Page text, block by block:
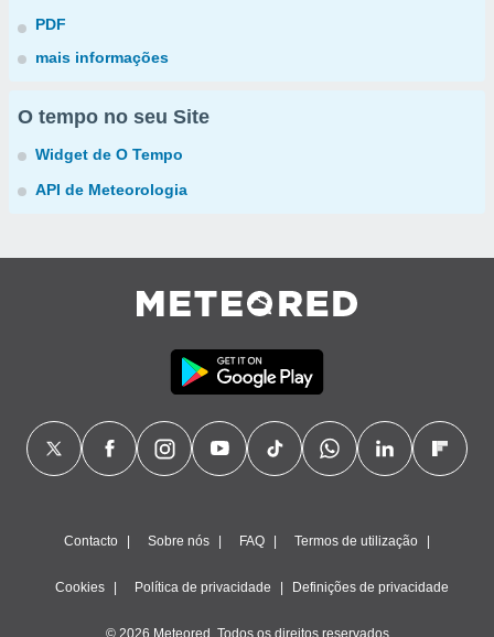
PDF
mais informações
O tempo no seu Site
Widget de O Tempo
API de Meteorologia
Contacto Sobre nós FAQ Termos de utilização
Cookies Política de privacidade Definições de privacidade
© 2026 Meteored. Todos os direitos reservados